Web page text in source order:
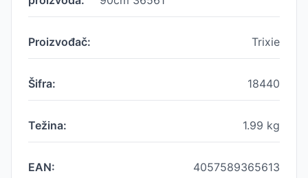
Proizvođač: Trixie
Šifra: 18440
Težina: 1.99 kg
EAN: 4057589365613